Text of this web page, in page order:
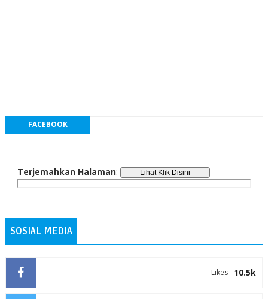
FACEBOOK
Terjemahkan Halaman:
SOSIAL MEDIA
10.5k
Likes